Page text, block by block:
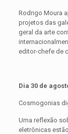
Rodrigo Moura
projetos das
geral da arte
editor-chefe de
Dia 30 de
Cosmogonias
Uma reflexão
eletrônicas